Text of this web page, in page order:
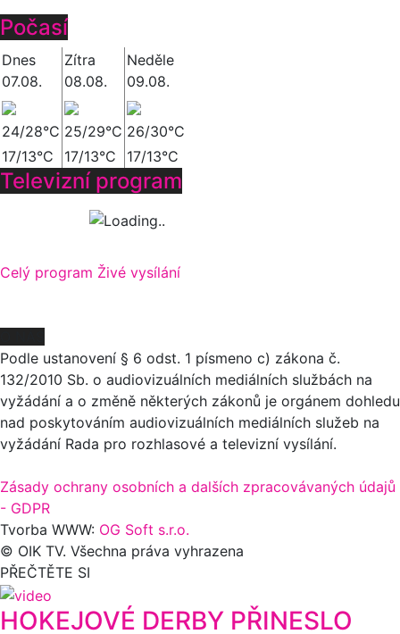
Počasí
Dnes
07.08.
Zítra
08.08.
Neděle
09.08.
24/28°C 25/29°C 26/30°C
17/13°C
17/13°C 17/13°C
Televizní program
Celý program Živé vysílání
Podle ustanovení § 6 odst. 1 písmeno c) zákona č.
132/2010 Sb. o audiovizuálních mediálních službách na
vyžádání a o změně některých zákonů je orgánem dohledu
nad poskytováním audiovizuálních mediálních služeb na
vyžádání Rada pro rozhlasové a televizní vysílání.
Zásady ochrany osobních a dalších zpracovávaných údajů
- GDPR
Tvorba WWW: OG Soft s.r.o.
© OIK TV. Všechna práva vyhrazena
PŘEČTĚTE SI
HOKEJOVÉ DERBY PŘINESLO